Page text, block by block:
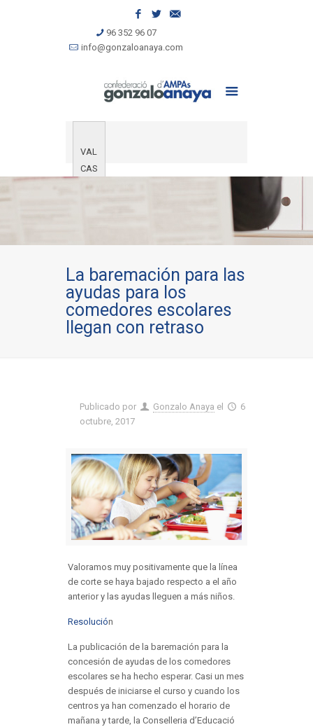
96 352 96 07
info@gonzaloanaya.com
VAL
CAS
La baremación para las
ayudas para los
comedores escolares
llegan con retraso
Publicado por Gonzalo Anaya el
6
octubre, 2017
Valoramos muy positivamente que la línea
de corte se haya bajado respecto a el año
anterior y las ayudas lleguen a más niños.
Resolución
La publicación de la baremación para la
concesión de ayudas de los comedores
escolares se ha hecho esperar. Casi un mes
después de iniciarse el curso y cuando los
centros ya han comenzado el horario de
mañana y tarde, la Conselleria d’Educació